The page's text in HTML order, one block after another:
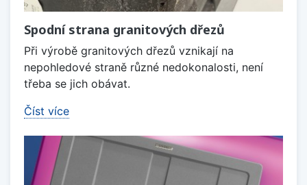
Spodní strana granitových dřezů
Při výrobě granitových dřezů vznikají na
nepohledové straně různé nedokonalosti, není
třeba se jich obávat.
Číst více